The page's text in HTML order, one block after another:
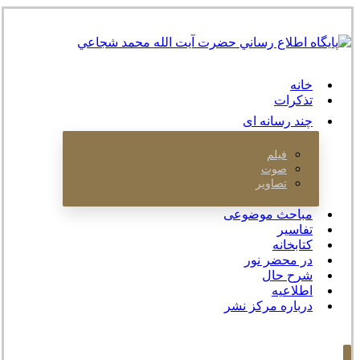
خانه
تذکرات
چند رسانه ای
فیلم
صوت
تصاویر
مباحث موضوعی
تفاسیر
کتابخانه
در محضر نور
شرح حال
اطلاعیه
درباره مرکز نشر